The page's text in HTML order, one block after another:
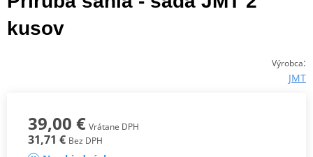
kusov
Výrobca:
JMT
39,00 € Vrátane DPH
31,71 € Bez DPH